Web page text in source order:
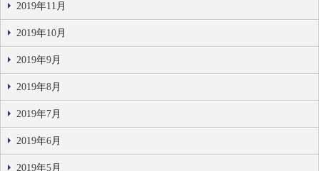
2019年11月
2019年10月
2019年9月
2019年8月
2019年7月
2019年6月
2019年5月